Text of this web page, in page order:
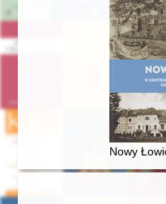
Nowy